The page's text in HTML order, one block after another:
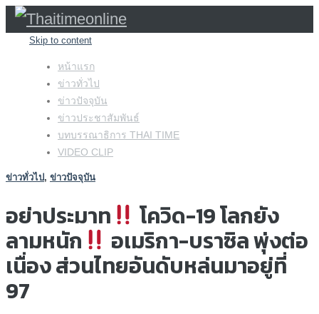
Skip to content
หน้าแรก
ข่าวทั่วไป
ข่าวปัจจุบัน
ข่าวประชาสัมพันธ์
บทบรรณาธิการ THAI TIME
VIDEO CLIP
ข่าวทั่วไป, ข่าวปัจจุบัน
อย่าประมาท โควิด-19 โลกยัง
ลามหนัก อเมริกา-บราซิล พุ่งต่อ
เนื่อง ส่วนไทยอันดับหล่นมาอยู่ที่
97